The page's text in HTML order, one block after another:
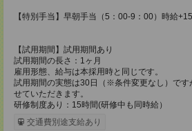
【特別手当】早朝手当（5：00-9：00）時給
【試用期間】試用期間あり
試用期間の長さ：1ヶ月
雇用形態、給与は本採用時と同じです。
試用期間の実態は30日（※条件変更なし）です
せていただきます。
研修制度あり：15時間(研修中も同時給）
交通費別途支給あり